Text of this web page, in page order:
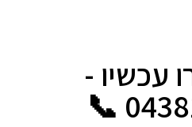
עכשיו -